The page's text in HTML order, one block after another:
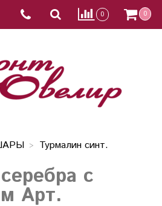
0 0
Турмалин синт.
с
Арт.